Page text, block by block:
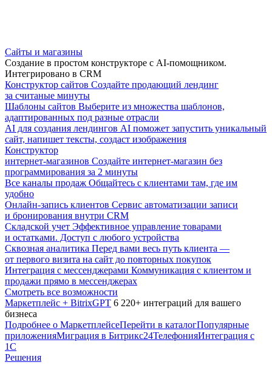
Сайты и магазины
Создание в простом конструкторе с AI-помощником.
Интегрировано в CRM
Конструктор сайтов Создайте продающий лендинг
за считаные минуты
Шаблоны сайтов Выберите из множества шаблонов,
адаптированных под разные отрасли
AI для создания лендингов AI поможет запустить уникальный
сайт, напишет тексты, создаст изображения
Конструктор
интернет-магазинов Создайте интернет-магазин без
программирования за 2 минуты
Все каналы продаж Общайтесь с клиентами там, где им
удобно
Онлайн-запись клиентов Сервис автоматизации записи
и бронирования внутри CRM
Складской учет Эффективное управление товарами
и остатками. Доступ с любого устройства
Сквозная аналитика Перед вами весь путь клиента —
от первого визита на сайт до повторных покупок
Интеграция с мессенджерами Коммуникация с клиентом и
продажи прямо в мессенджерах
Смотреть все возможности
Маркетплейс + BitrixGPT 6 220+ интеграций для вашего
бизнеса
Подробнее о МаркетплейсеПерейти в каталогПопулярные
приложенияМиграция в Битрикс24ТелефонияИнтеграция с
1С
Решения